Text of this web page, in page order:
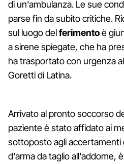
di un'ambulanza. Le sue
parse fin da subito critiche.
sul luogo delferimentoè
a sirene spiegate, che ha
ha trasportato con urgenza
Goretti di Latina.
Arrivato al pronto soccorso
paziente è stato affidato ai
sottoposto agli accertamenti
d'arma da taglio all'addome,